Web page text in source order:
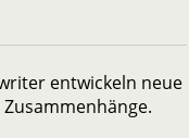
entwickeln neue